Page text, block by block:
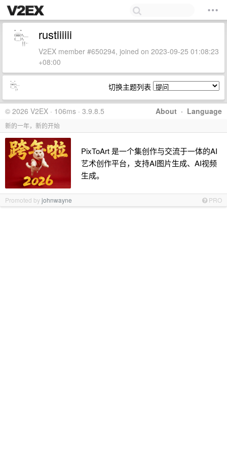
rustiiiiii
V2EX member #650294, joined on 2023-09-25 01:08:23
+08:00
切换主题列表
About · Language
© 2026 V2EX · 106ms · 3.9.8.5
新的一年，新的开始
PixToArt 是一个集创作与交流于一体的AI
艺术创作平台，支持AI图片生成、AI视频
生成。
Promoted byjohnwayne PRO